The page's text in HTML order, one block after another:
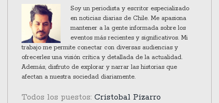
Soy un periodista y escritor especializado
en noticias diarias de Chile. Me apasiona
mantener a la gente informada sobre los
eventos más recientes y significativos. Mi
trabajo me permite conectar con diversas audiencias y
ofrecerles una visión crítica y detallada de la actualidad.
Además, disfruto de explorar y narrar las historias que
afectan a nuestra sociedad diariamente.
Todos los puestos: Cristobal Pizarro